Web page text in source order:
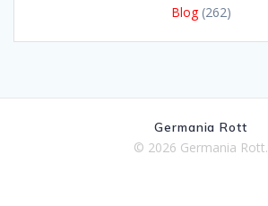
Blog(262)
Germania Rott
© 2026 Germania Rott.